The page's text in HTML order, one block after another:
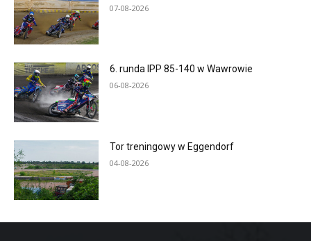
07-08-2026
6. runda IPP 85-140 w Wawrowie
06-08-2026
Tor treningowy w Eggendorf
04-08-2026